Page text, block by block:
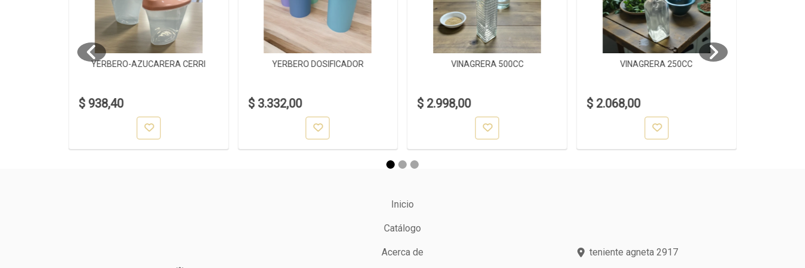
YERBERO-AZUCARERA CERRI
$ 938,40
YERBERO DOSIFICADOR
$ 3.332,00
VINAGRERA 500CC
$ 2.998,00
VINAGRERA 250CC
$ 2.068,00
Inicio
Catálogo
Acerca de teniente agneta 2917